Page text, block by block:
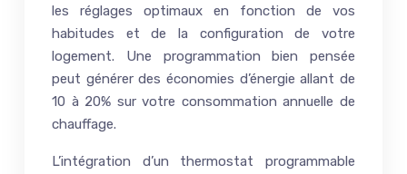
les réglages optimaux en fonction de vos
habitudes et de la configuration de votre
logement. Une programmation bien pensée
peut générer des économies d’énergie allant de
10 à 20% sur votre consommation annuelle de
chauffage.
L’intégration d’un thermostat programmable